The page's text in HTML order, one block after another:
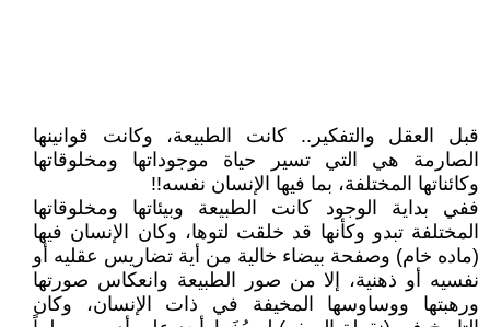
قبل العقل والتفكير.. كانت الطبيعة، وكانت قوانينها
الصارمة هي التي تسير حياة موجوداتها ومخلوقاتها
وكائناتها المختلفة، بما فيها الإنسان نفسه!!
ففي بداية الوجود كانت الطبيعة وبيئاتها ومخلوقاتها
المختلفة تبدو وكأنها قد خلقت لتوها، وكان الإنسان فيها
(ماده خام) وصفحة بيضاء خالية من أية تضاريس عقليه أو
نفسيه أو ذهنية، إلا من صور الطبيعة وانعكاس صورتها
ورهبتها ووساوسها المخيفة في ذات الإنسان، وكان